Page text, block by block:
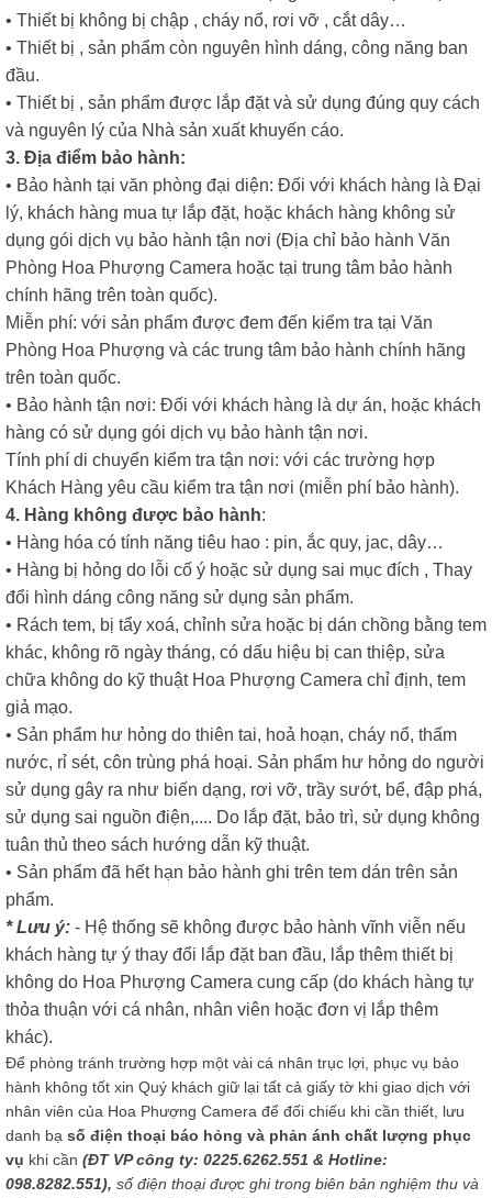
• Thiết bị không bị chập , cháy nổ, rơi vỡ , cắt dây…
• Thiết bị , sản phẩm còn nguyên hình dáng, công năng ban
đầu.
• Thiết bị , sản phẩm được lắp đặt và sử dụng đúng quy cách
và nguyên lý của Nhà sản xuất khuyến cáo.
3. Địa điểm bảo hành:
• Bảo hành tại văn phòng đại diện: Đối với khách hàng là Đại
lý, khách hàng mua tự lắp đặt, hoặc khách hàng không sử
dụng gói dịch vụ bảo hành tận nơi (Địa chỉ bảo hành Văn
Phòng Hoa Phượng Camera hoặc tại trung tâm bảo hành
chính hãng trên toàn quốc).
Miễn phí: với sản phẩm được đem đến kiểm tra tại Văn
Phòng Hoa Phượng và các trung tâm bảo hành chính hãng
trên toàn quốc.
• Bảo hành tận nơi: Đối với khách hàng là dự án, hoặc khách
hàng có sử dụng gói dịch vụ bảo hành tận nơi.
Tính phí di chuyển kiểm tra tận nơi: với các trường hợp
Khách Hàng yêu cầu kiểm tra tận nơi (miễn phí bảo hành).
4. Hàng không được bảo hành:
• Hàng hóa có tính năng tiêu hao : pin, ắc quy, jac, dây…
• Hàng bị hỏng do lỗi cố ý hoặc sử dụng sai mục đích , Thay
đổi hình dáng công năng sử dụng sản phẩm.
• Rách tem, bị tẩy xoá, chỉnh sửa hoặc bị dán chồng bằng tem
khác, không rõ ngày tháng, có dấu hiệu bị can thiệp, sửa
chữa không do kỹ thuật Hoa Phượng Camera chỉ định, tem
giả mạo.
• Sản phẩm hư hỏng do thiên tai, hoả hoạn, cháy nổ, thấm
nước, rỉ sét, côn trùng phá hoại. Sản phẩm hư hỏng do người
sử dụng gây ra như biến dạng, rơi vỡ, trầy sướt, bể, đập phá,
sử dụng sai nguồn điện,.... Do lắp đặt, bảo trì, sử dụng không
tuân thủ theo sách hướng dẫn kỹ thuật.
• Sản phẩm đã hết hạn bảo hành ghi trên tem dán trên sản
phẩm.
* Lưu ý: - Hệ thống sẽ không được bảo hành vĩnh viễn nếu
khách hàng tự ý thay đổi lắp đặt ban đầu, lắp thêm thiết bị
không do Hoa Phượng Camera cung cấp (do khách hàng tự
thỏa thuận với cá nhân, nhân viên hoặc đơn vị lắp thêm
khác).
Để phòng tránh trường hợp một vài cá nhân trục lợi, phục vụ bảo
hành không tốt xin Quý khách giữ lại tất cả giấy tờ khi giao dịch với
nhân viên của Hoa Phượng Camera để đối chiếu khi cần thiết, lưu
danh bạ số điện thoại báo hỏng và phản ánh chất lượng phục
vụ khi cần (ĐT VP công ty: 0225.6262.551 & Hotline:
098.8282.551), số điện thoại được ghi trong biên bản nghiệm thu và